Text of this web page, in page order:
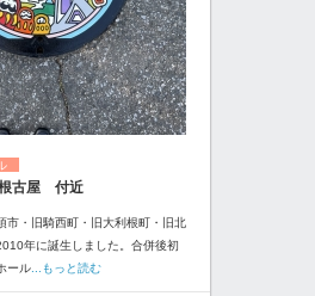
古屋 付近
市・旧騎西町・旧大利根町・旧北
年に誕生しました。合併後初
ール ...もっと読む